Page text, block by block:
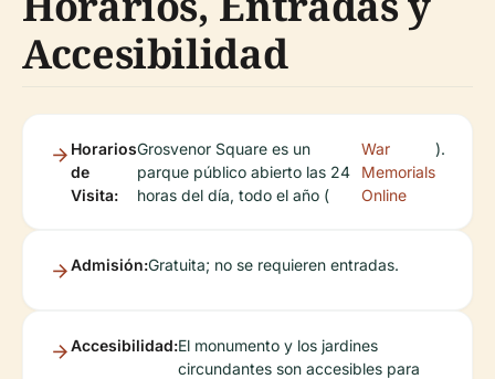
Accesibilidad
Horarios
de
Visita:
Grosvenor Square es un
parque público abierto las 24
horas del día, todo el año (
War
Memorials
Online
).
Admisión:Gratuita; no se requieren entradas.
Accesibilidad:El monumento y los jardines
circundantes son accesibles para